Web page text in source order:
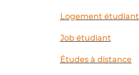
Logement étudiant
Job étudiant
Études à distance